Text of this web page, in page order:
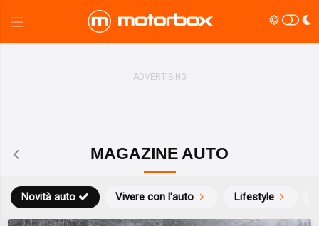
MAGAZINE AUTO
Novità auto Vivere con l'auto Lifestyle